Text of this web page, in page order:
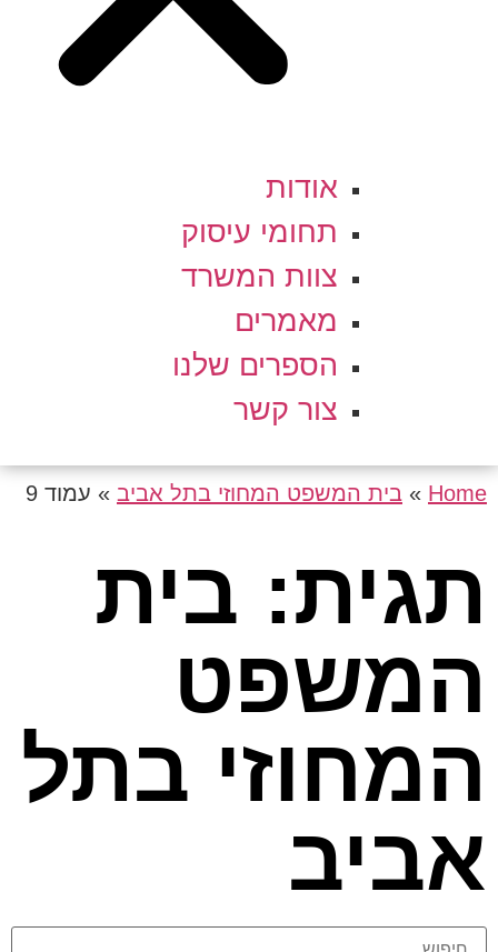
אודות
תחומי עיסוק
צוות המשרד
מאמרים
הספרים שלנו
צור קשר
Home
» בית המשפט המחוזי בתל אביב » עמוד 9
תגית: בית
המשפט
המחוזי בתל
אביב